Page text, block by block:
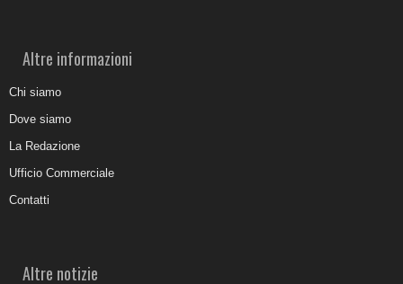
Altre informazioni
Chi siamo
Dove siamo
La Redazione
Ufficio Commerciale
Contatti
Altre notizie